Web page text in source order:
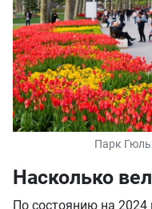
Парк
Насколько
По состоянию на 2024